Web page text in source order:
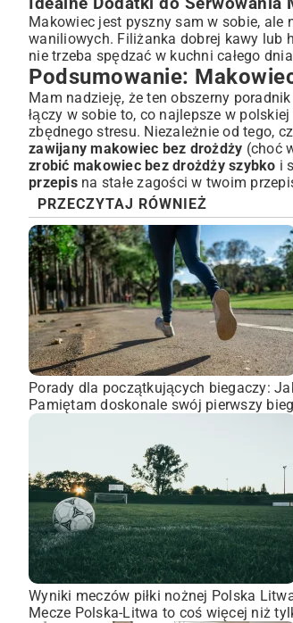
Makowiec jest pyszny sam w sobie, ale
waniliowych. Filiżanka dobrej kawy lub
nie trzeba spędzać w kuchni całego
Podsumowanie:
Mam nadzieję, że ten obszerny
łączy w sobie to, co najlepsze w
zbędnego stresu. Niezależnie od tego,
zawijany makowiec bez drożdży (choć
zrobić makowiec bez drożdży szybko i
przepisna stałe zagości w twoim
PRZECZYTAJ RÓWNIEŻ
Porady dla początkujących biegaczy:
Pamiętam doskonale swój pierwszy
Wyniki meczów piłki nożnej Polska
Mecze Polska-Litwa to coś więcej niż